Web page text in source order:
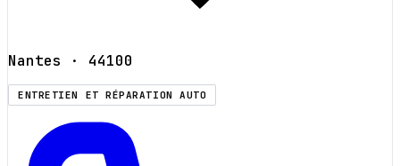
Nantes · 44100
ENTRETIEN ET RÉPARATION AUTO